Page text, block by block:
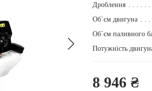
Дроблення
Об`єм двигуна
Об`єм паливного
Потужність
8 946 ₴